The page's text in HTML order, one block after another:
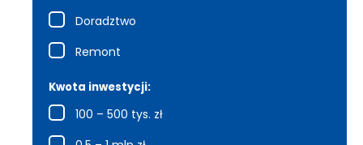
Doradztwo
Remont
Kwota inwestycji:
100 – 500 tys. zł